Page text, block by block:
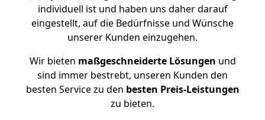
individuell ist und haben uns daher darauf
eingestellt, auf die Bedürfnisse und Wünsche
unserer Kunden einzugehen.
Wir bieten maßgeschneiderte Lösungen und
sind immer bestrebt, unseren Kunden den
besten Service zu den besten Preis-Leistungen
zu bieten.